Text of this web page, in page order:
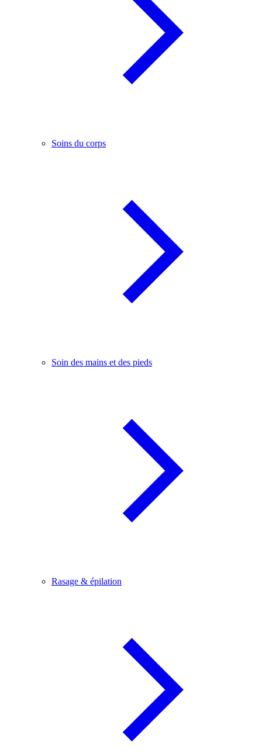
Soins du corps
Soin des mains et des pieds
Rasage & épilation